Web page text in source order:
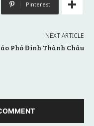
Pinterest
NEXT ARTICLE
Phó Đinh Thành Châu